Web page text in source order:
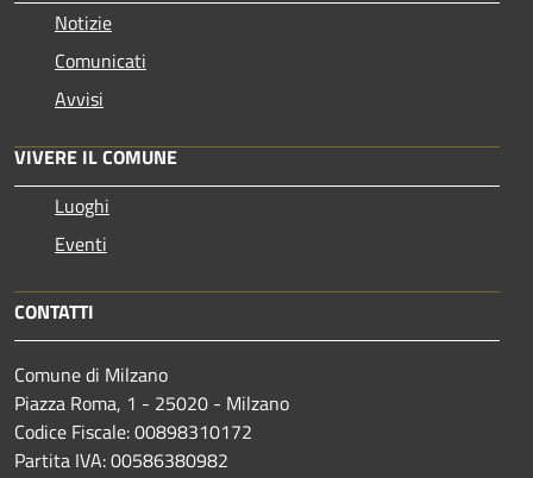
Notizie
Comunicati
Avvisi
VIVERE IL COMUNE
Luoghi
Eventi
CONTATTI
Comune di Milzano
Piazza Roma, 1 - 25020 - Milzano
Codice Fiscale: 00898310172
Partita IVA: 00586380982